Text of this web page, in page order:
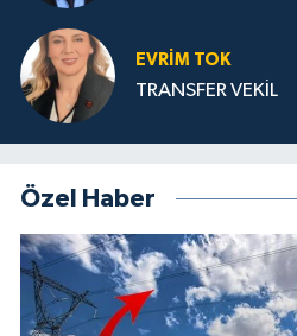
EVRİM TOK
TRANSFER VEKİL
Özel Haber